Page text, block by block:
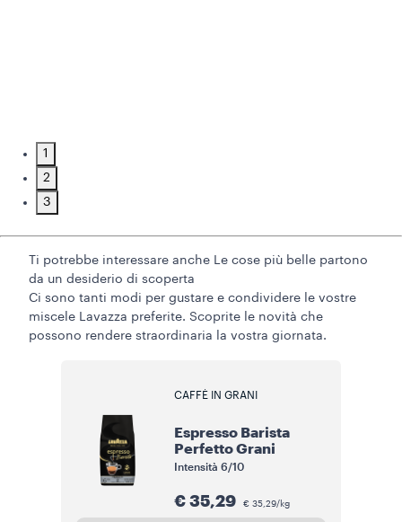
1
2
3
Ti potrebbe interessare anche Le cose più belle partono
da un desiderio di scoperta
Ci sono tanti modi per gustare e condividere le vostre
miscele Lavazza preferite. Scoprite le novità che
possono rendere straordinaria la vostra giornata.
CAFFÈ IN GRANI
Espresso Barista
Perfetto Grani
Intensità 6/10
€ 35,29 € 35,29/kg